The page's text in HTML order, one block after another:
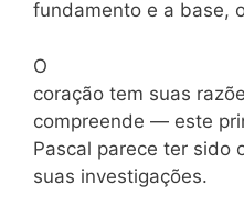
fundamento e a base,
O
coração tem suas
compreende — este
Pascal parece ter sido
suas investigações.